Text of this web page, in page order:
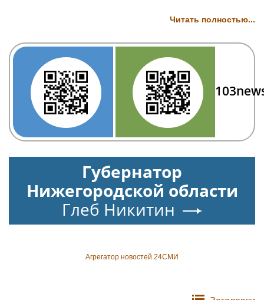
Читать полностью...
Губернатор
Нижегородской области
Глеб Никитин
Агрегатор новостей 24СМИ